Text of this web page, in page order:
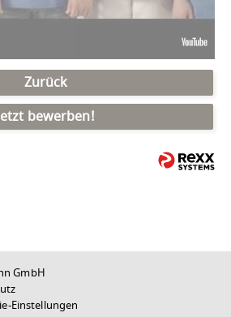
Zurück
bewerben!
GmbH
Einstellungen